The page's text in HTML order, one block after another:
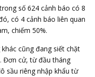
số 624 cảnh báo có 8
có 4 cảnh báo liên quan
chiếm 50%.
cũng đang siết chặt
Đơn cử, từ đầu tháng
sầu riêng nhập khẩu từ